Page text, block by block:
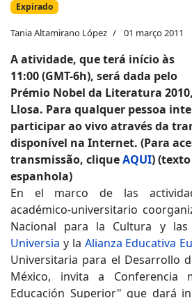
Expirado
Tania Altamirano López 01 março 2011
A atividade, que terá início às
11:00 (GMT-6h), será dada pelo
Prémio Nobel da Literatura
Llosa. Para qualquer pessoa
participar ao vivo através da
disponível na Internet. (Para
transmissão, cliqueAQUI)
espanhola)
En el marco de las
académico-universitario
Nacional para la Cultura y
Universia y la Alianza Educativa
Universitaria para el Desarrollo
México, invita a Conferencia
Educación Superior" que dará